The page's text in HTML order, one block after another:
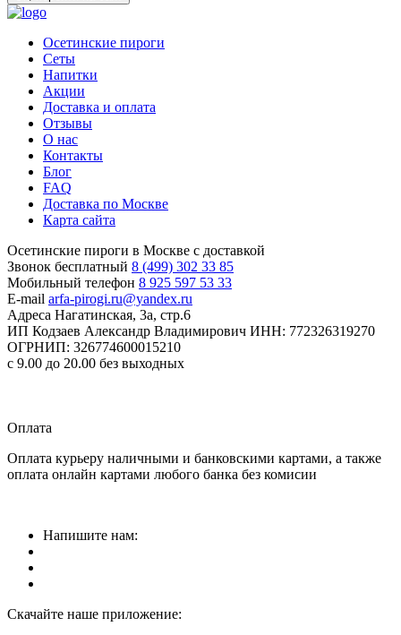
Осетинские пироги
Сеты
Напитки
Акции
Доставка и оплата
Отзывы
О нас
Контакты
Блог
FAQ
Доставка по Москве
Карта сайта
Осетинские пироги в Москве с доставкой
Звонок бесплатный 8 (499) 302 33 85
Мобильный телефон 8 925 597 53 33
E-mail arfa-pirogi.ru@yandex.ru
Адреса Нагатинская, 3а, стр.6
ИП Кодзаев Александр Владимирович ИНН: 772326319270
ОГРНИП: 326774600015210
с 9.00 до 20.00 без выходных
Оплата
Оплата курьеру наличными и банковскими картами, а также
оплата онлайн картами любого банка без комисии
Напишите нам:
Скачайте наше приложение: